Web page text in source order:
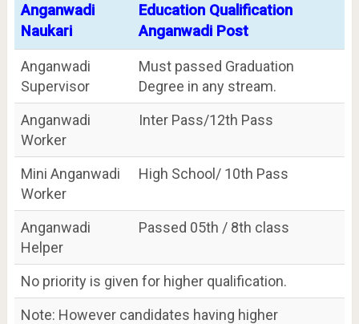
Anganwadi
Naukari
Education Qualification
Anganwadi Post
Anganwadi
Supervisor
Must passed Graduation
Degree in any stream.
Anganwadi
Worker
Inter Pass/12th Pass
Mini Anganwadi
Worker
High School/ 10th Pass
Anganwadi
Helper
Passed 05th / 8th class
No priority is given for higher qualification.
Note: However candidates having higher